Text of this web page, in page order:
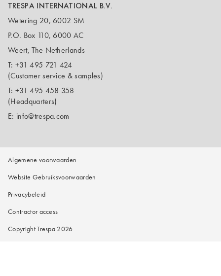
TRESPA INTERNATIONAL B.V.
Wetering 20, 6002 SM
P.O. Box 110, 6000 AC
Weert, The Netherlands
T: +31 495 721 424
(Customer service & samples)
T: +31 495 458 358
(Headquarters)
E: info@trespa.com
Algemene voorwaarden
Website Gebruiksvoorwaarden
Privacybeleid
Contractor access
Copyright Trespa 2026